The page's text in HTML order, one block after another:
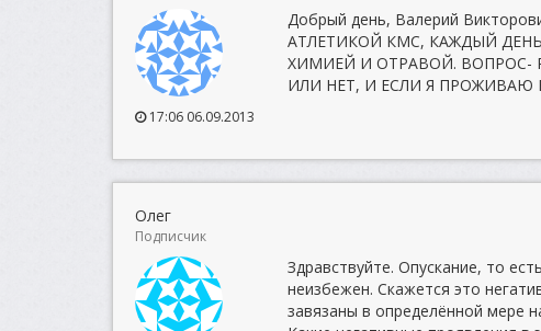
Добрый день, Валерий
АТЛЕТИКОЙ КМС, КАЖДЫЙ
ХИМИЕЙ И ОТРАВОЙ.
ИЛИ НЕТ, И ЕСЛИ Я ПРОЖИВАЮ
17:06 06.09.2013
Олег
Подписчик
Здравствуйте. Опускание, то
неизбежен. Скажется это
завязаны в определённой мере